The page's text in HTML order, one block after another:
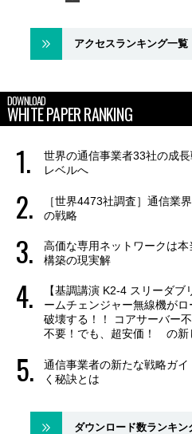
アクセスランキング一覧
DOWNLOAD
WHITE PAPER RANKING
世界の通信事業者33社の成
レベルへ
［世界4473社調査］通信業
の戦略
高価な専用ネットワークは
構築の現実解
【基調講演 K2-4 スリーダ
ームチェンジャー無線機が
破壊する！！ コアサーバー
不要！でも、超安価！ の新
通信事業者の新たな戦略ガ
く秘訣とは
ダウンロード数ランキン